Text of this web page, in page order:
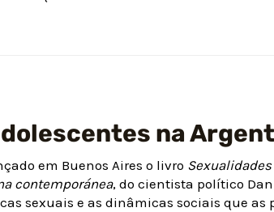
na
em Buenos Aires o livro
contemporánea, do cientista político
sexuais e as dinâmicas sociais que as